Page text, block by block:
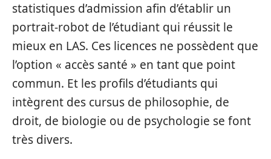
statistiques d’admission afin d’établir un
portrait-robot de l’étudiant qui réussit le
mieux en LAS. Ces licences ne possèdent que
l’option « accès santé » en tant que point
commun. Et les profils d’étudiants qui
intègrent des cursus de philosophie, de
droit, de biologie ou de psychologie se font
très divers.